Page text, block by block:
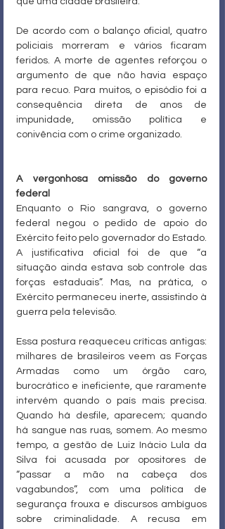
De acordo com o balanço oficial, quatro
policiais morreram e vários ficaram
feridos. A morte de agentes reforçou o
argumento de que não havia espaço
para recuo. Para muitos, o episódio foi a
consequência direta de anos de
impunidade, omissão política e
conivência com o crime organizado.
A vergonhosa omissão do governo
federal
Enquanto o Rio sangrava, o governo
federal negou o pedido de apoio do
Exército feito pelo governador do Estado.
A justificativa oficial foi de que “a
situação ainda estava sob controle das
forças estaduais”. Mas, na prática, o
Exército permaneceu inerte, assistindo à
guerra pela televisão.
Essa postura reaqueceu críticas antigas:
milhares de brasileiros veem as Forças
Armadas como um órgão caro,
burocrático e ineficiente, que raramente
intervém quando o país mais precisa.
Quando há desfile, aparecem; quando
há sangue nas ruas, somem. Ao mesmo
tempo, a gestão de Luiz Inácio Lula da
Silva foi acusada por opositores de
“passar a mão na cabeça dos
vagabundos”, com uma política de
segurança frouxa e discursos ambíguos
sobre criminalidade. A recusa em